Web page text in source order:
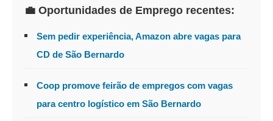
💼 Oportunidades de Emprego recentes:
Sem pedir experiência, Amazon abre vagas para
CD de São Bernardo
Coop promove feirão de empregos com vagas
para centro logístico em São Bernardo